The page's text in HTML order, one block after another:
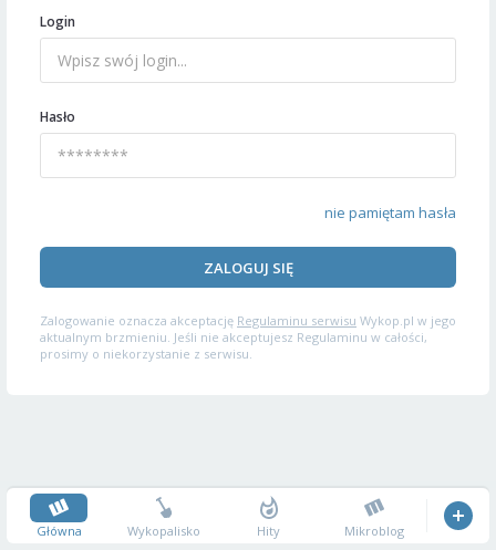
Login
Hasło
nie pamiętam hasła
ZALOGUJ SIĘ
Zalogowanie oznacza akceptację Regulaminu serwisu Wykop.pl w jego
aktualnym brzmieniu. Jeśli nie akceptujesz Regulaminu w całości,
prosimy o niekorzystanie z serwisu.
Główna Wykopalisko Hity Mikroblog